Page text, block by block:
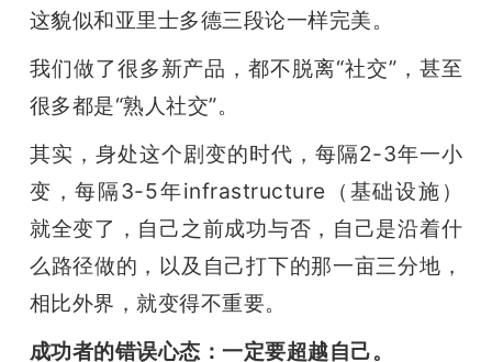
这貌似和亚里士多德三段论一样完美。
我们做了很多新产品，都不脱离“社交”，甚至
很多都是“熟人社交”。
其实，身处这个剧变的时代，每隔2-3年一小
变，每隔3-5年infrastructure（基础设施）
就全变了，自己之前成功与否，自己是沿着什
么路径做的，以及自己打下的那一亩三分地，
相比外界，就变得不重要。
成功者的错误心态：一定要超越自己。